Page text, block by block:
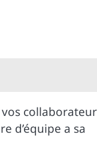
d’équipe a sa